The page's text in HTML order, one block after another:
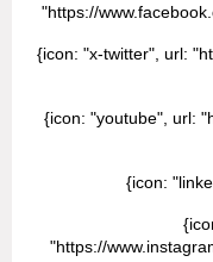
"https://
{icon: "x-twitter", url:
{icon: "youtube", url:
{icon:
"https://